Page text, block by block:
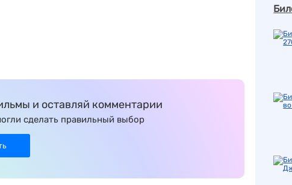
и оставляй комментарии
сделать правильный выбор